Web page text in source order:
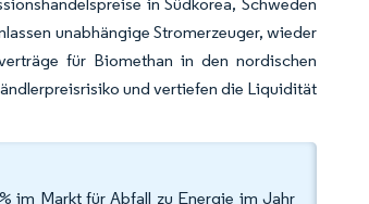
unabhängige Stromerzeuger, wieder
für Biomethan in den nordischen
und vertiefen die Liquidität
im Markt für Abfall zu Energie im Jahr